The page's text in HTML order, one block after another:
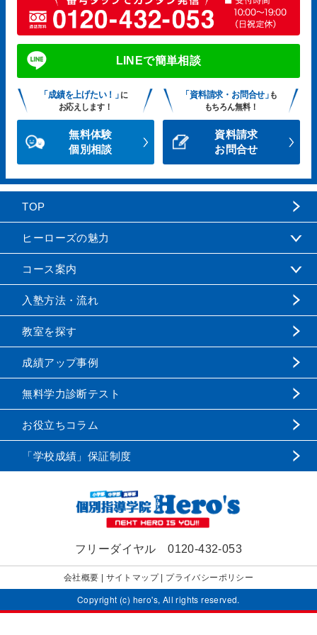
LINEで簡単相談
「成績を上げたい！」に
お応えします！
無料体験
個別相談
「資料請求・お問合せ」も
もちろん無料！
資料請求
お問合せ
フリーダイヤル0120-432-053
会社概要 サイトマップ| プライバシーポリシー
TOP
ヒーローズの魅力
コース案内
入塾方法・流れ
教室を探す
成績アップ事例
無料学力診断テスト
お役立ちコラム
「学校成績」保証制度
Copyright (c) hero's, All rights reserved.